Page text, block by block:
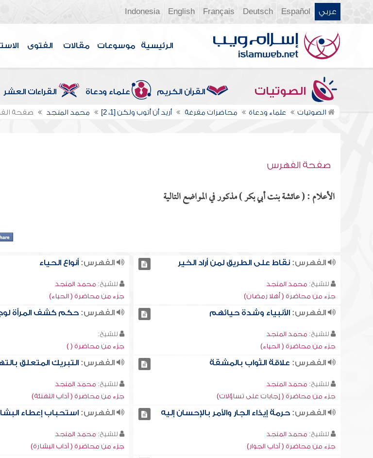
عربي Español
Deutsch
Français
English
Indonesia
الرئيسية موسوعات مقالات الفتوى
الصوتيات القرآن الكريم علماء ودعاة القراءات العشر
الصوتيات علماء ودعاة محاضرات مفرغة أريد أن أتوب ولكن [1، 2] محمد المنجد صفحة
صفحة الفهرس
الأعلام : ( عائشة بنت أبي بكر ) مذكور في المواضع التالية
الفهرس:نقاط على الطريق لمن أراد الخير
للشيخ: محمد المنجد
جزء من محاضرة ( أهلا رمضان)
الفهرس: أنواع الحياء
للشيخ: محمد المنجد
جزء من محاضرة ( الحياء)
الفهرس:الأنبياء وشدة حيائهم
للشيخ: محمد المنجد
جزء من محاضرة ( الحياء)
الفهرس: حكم كشف المرأة
للشيخ:
جزء من محاضرة ( )
الفهرس: علاقة الثواب بالمشقة
للشيخ: محمد المنجد
جزء من محاضرة ( إجابات على تساؤلات)
الفهرس: التبريك المتعلق
للشيخ: محمد المنجد
جزء من محاضرة ( آداب التهنئة)
الفهرس:حرمة إيذاء الجار والأمر بالإحسان إليه
للشيخ: محمد المنجد
جزء من محاضرة ( آداب الجوار)
الفهرس: استحباب إعطاء
للشيخ: محمد المنجد
جزء من محاضرة ( آداب البشارة)